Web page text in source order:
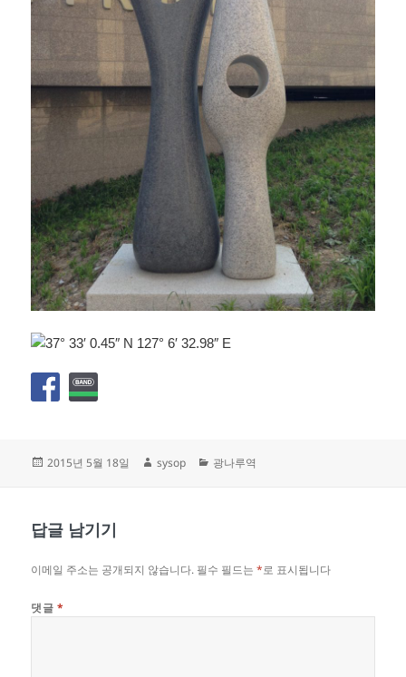
작
2015년 5월 18일
글
sysop
카
광나루역
답글 남기기
이메일 주소는 공개되지 않습니다. 필수 필드는*로 표시됩니다
댓글 *